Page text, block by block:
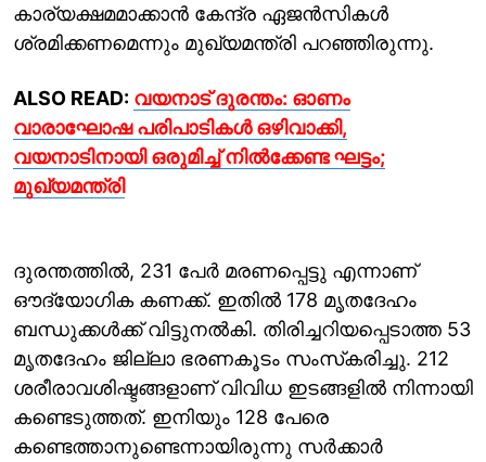
കാര്യക്ഷമമാക്കാൻ കേന്ദ്ര ഏജൻസികൾ
ശ്രമിക്കണമെന്നും മുഖ്യമന്ത്രി പറഞ്ഞിരുന്നു.
ALSO READ: വയനാട് ദുരന്തം: ഓണം
വാരാഘോഷ പരിപാടികൾ ഒഴിവാക്കി,
വയനാടിനായി ഒരുമിച്ച് നിൽക്കേണ്ട ഘട്ടം;
മുഖ്യമന്ത്രി
ദുരന്തത്തില്‍, 231 പേർ മരണപ്പെട്ടു എന്നാണ്
ഔദ്യോഗിക കണക്ക്. ഇതില്‍ 178 മൃതദേഹം
ബന്ധുക്കള്‍ക്ക് വിട്ടുനല്‍കി. തിരിച്ചറിയപ്പെടാത്ത 53
മൃതദേഹം ജില്ലാ ഭരണകൂടം സംസ്‌കരിച്ചു. 212
ശരീരാവശിഷ്ടങ്ങളാണ് വിവിധ ഇടങ്ങളില്‍ നിന്നായി
കണ്ടെടുത്തത്. ഇനിയും 128 പേരെ
കണ്ടെത്താനുണ്ടെന്നായിരുന്നു സര്‍ക്കാര്‍